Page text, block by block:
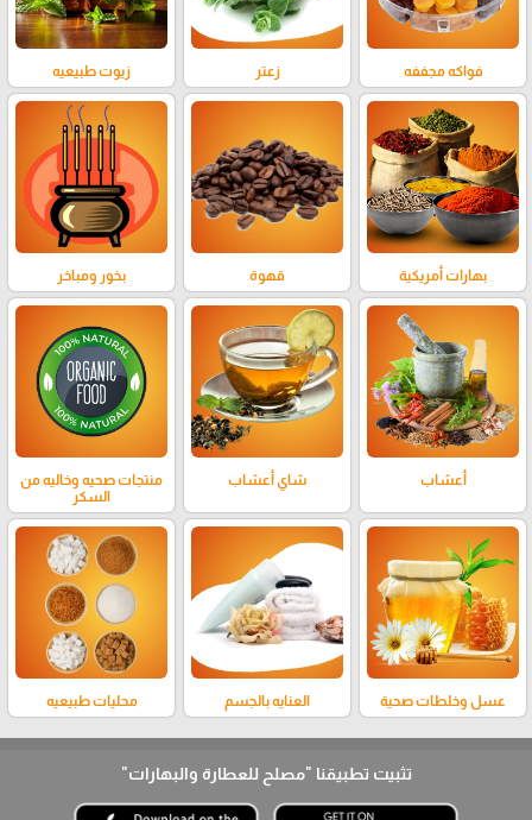
فواكه مجففه زعتر زيوت طبيعيه
بهارات أمريكية قهوة بخور ومباخر
أعشاب شاي أعشاب
منتجات صحيه وخاليه من
السكر
عسل وخلطات صحية العنايه بالجسم محليات طبيعيه
تثبيت تطبيقنا "مصلح للعطارة والبهارات"